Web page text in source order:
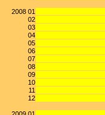
2008 01
02
03
04
05
06
07
08
09
10
11
12